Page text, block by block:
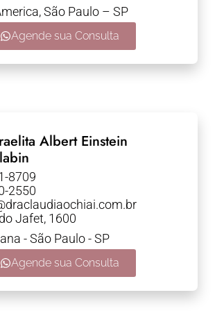
São Paulo – SP
Agende sua Consulta
Albert Einstein
8709
2550
Jafet, 1600
- São Paulo - SP
Agende sua Consulta